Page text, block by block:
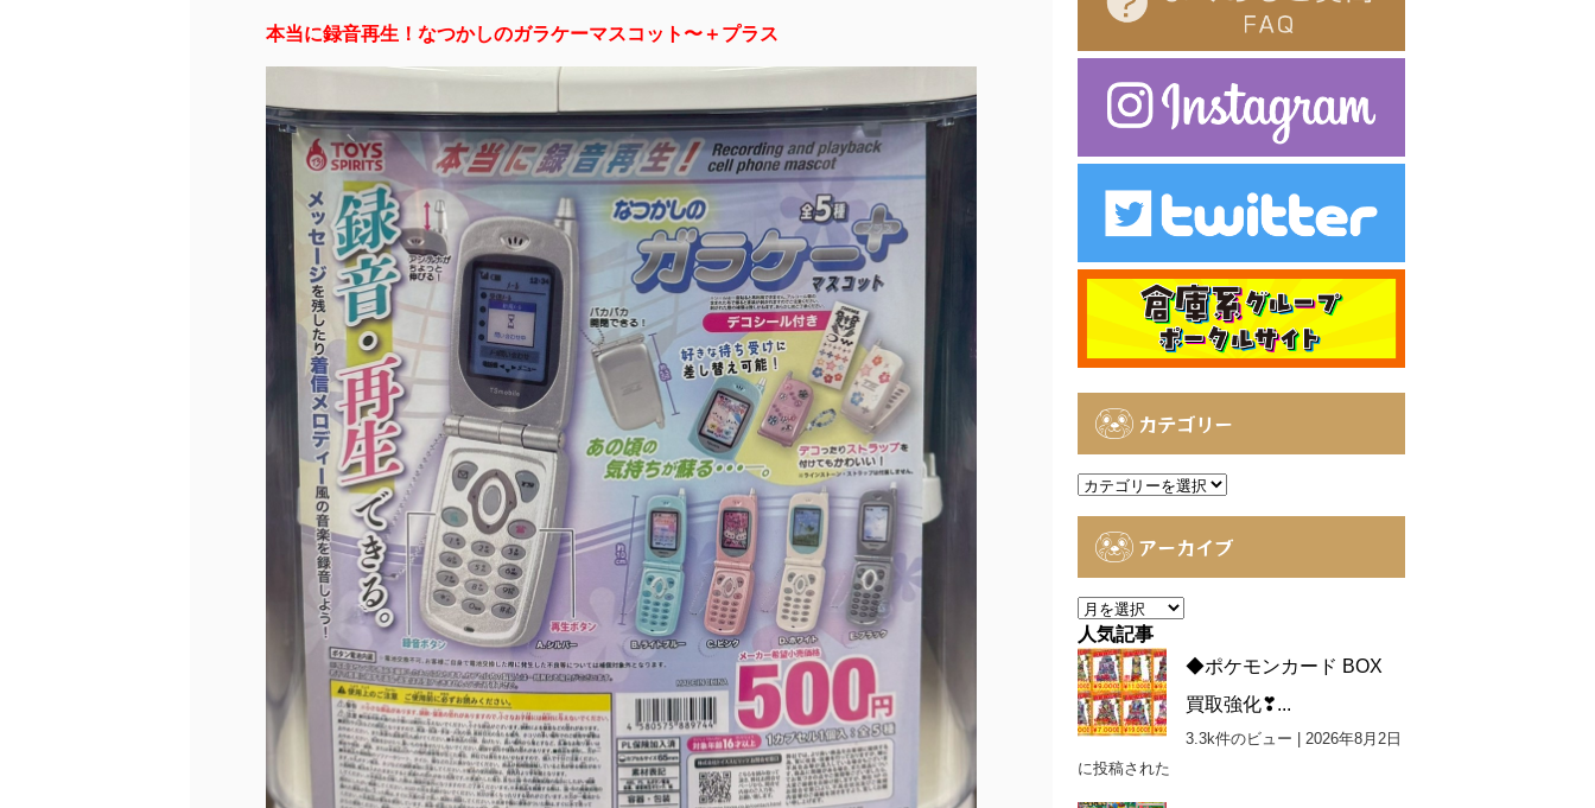
本当に録音再生！なつかしのガラケーマスコット〜＋プラス
カテゴリー
カ
アーカイブ
ア
ー
カ
イ
ブ
人気記事
◆ポケモンカード BOX
買取強化❣...
3.3k件のビュー
2026年8月2日
に投稿された